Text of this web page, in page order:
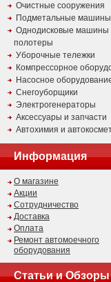
Очистные сооружения
Подметальные машины
Однодисковые машины
полотеры
Уборочные тележки
Компрессорное
Насосное
Снегоуборщики
Электрогенераторы
Аксессуары и запчасти
Автохимия и
Информация
О магазине
Акции
Сотрудничество
Доставка
Оплата
Ремонт автомоечного
оборудования
Статьи и Обзоры